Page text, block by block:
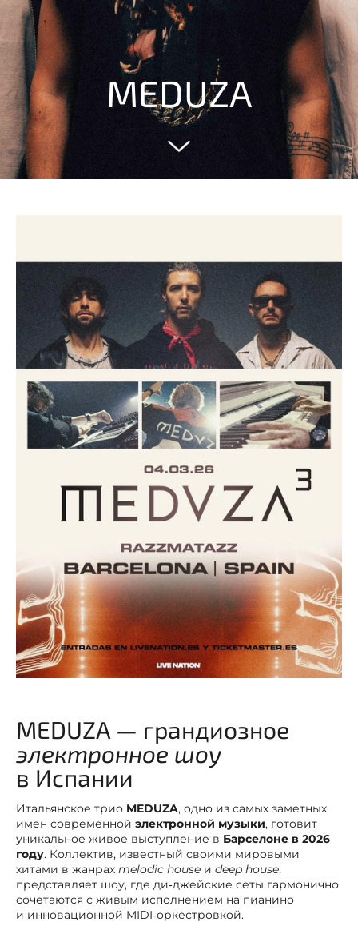
MEDUZA
MEDUZA — грандиозное
электронное шоу
в Испании
Итальянское трио MEDUZA, одно из самых заметных
имен современной электронной музыки, готовит
уникальное живое выступление в Барселоне в 2026
году. Коллектив, известный своими мировыми
хитами в жанрах melodic house и deep house,
представляет шоу, где ди‑джейские сеты гармонично
сочетаются с живым исполнением на пианино
и инновационной MIDI‑оркестровкой.